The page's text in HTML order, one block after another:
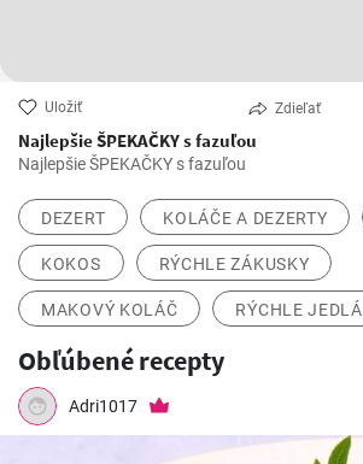
Uložiť Zdieľať
Najlepšie ŠPEKAČKY s fazuľou
Najlepšie ŠPEKAČKY s fazuľou
DEZERT KOLÁČE A DEZERTY
KOKOS RÝCHLE ZÁKUSKY
MAKOVÝ KOLÁČ RÝCHLE JEDLÁ
Obľúbené recepty
Adri1017